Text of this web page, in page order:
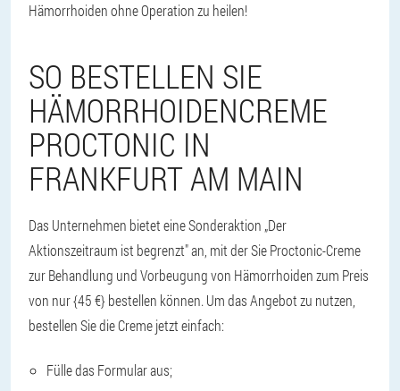
Hämorrhoiden ohne Operation zu heilen!
SO BESTELLEN SIE
HÄMORRHOIDENCREME
PROCTONIC IN
FRANKFURT AM MAIN
Das Unternehmen bietet eine Sonderaktion „Der
Aktionszeitraum ist begrenzt" an, mit der Sie Proctonic-Creme
zur Behandlung und Vorbeugung von Hämorrhoiden zum Preis
von nur {45 €} bestellen können. Um das Angebot zu nutzen,
bestellen Sie die Creme jetzt einfach:
Fülle das Formular aus;